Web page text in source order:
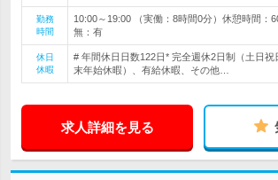
勤務
時間
10:00～19:00 （実働：8時間0分）休憩時間：
無：有
休日
休暇
# 年間休日日数122日* 完全週休2日制（土日祝
末年始休暇）、有給休暇、その他…
求人詳細を見る